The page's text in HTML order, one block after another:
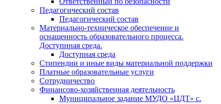
Педагогический состав
Педагогический состав
Материально-техническое обеспечение и
оснащенность образовательного процесса.
Доступнная среда.
Доступная среда
Стипендии и иные виды материальной поддержки
Платные образовательные услуги
Сотрудничество
Финансово-хозяйственная деятельность
Муниципальное задание МУДО «ЦДТ» с.